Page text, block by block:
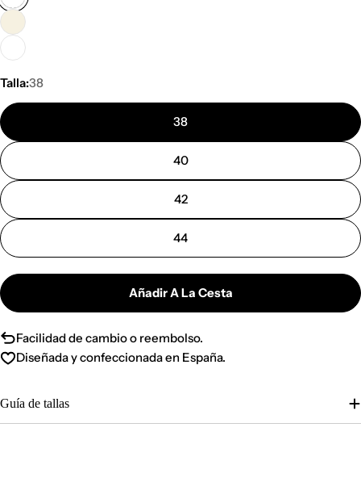
Talla:38
38
40
42
44
Añadir A La Cesta
Facilidad de cambio o reembolso.
Diseñada y confeccionada en España.
Guía de tallas